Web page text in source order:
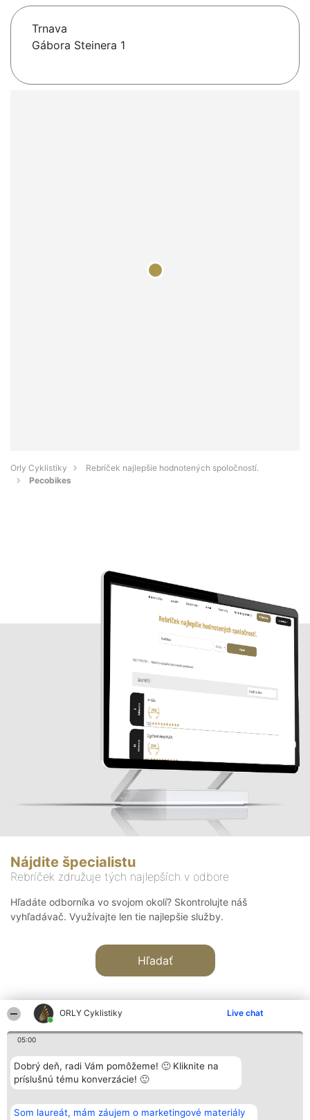
ORLY Cyklistiky Live chat
05:00
Dobrý deň, radi Vám pomôžeme! 🙂 Kliknite na
príslušnú tému konverzácie! 🙂
Som laureát, mám záujem o marketingové materiály
Trnava
Gábora Steinera 1
Orly Cyklistiky
Rebríček najlepšie hodnotených spoločností.
Pecobikes
Nájdite špecialistu
Rebríček združuje tých najlepších v odbore
Hľadáte odborníka vo svojom okolí? Skontrolujte náš
vyhľadávač. Využívajte len tie najlepšie služby.
Hľadať
Organizátor hodnotenia
Bright Side Solutions sp. z o.
o. sp. k.
Wrocław 50-079
KRS 0000749100 | Regon
Hodnotenie
Laureáti
Lista
Laureatów
Podmienky
Kontakt
Kontakt